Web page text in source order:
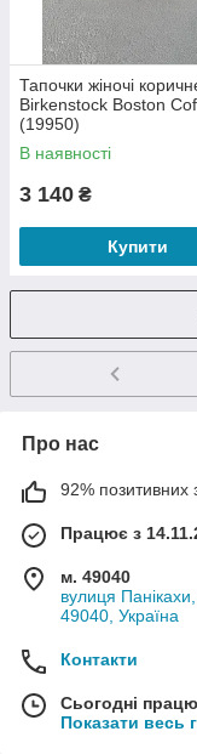
Тапочки жіночі
Birkenstock Boston
(19950)
В наявності
3 140 ₴
Купити
Про нас
92% позитивних
Працює з
м. 49040
вулиця
49040, Україна
Контакти
Сьогодні
Показати весь